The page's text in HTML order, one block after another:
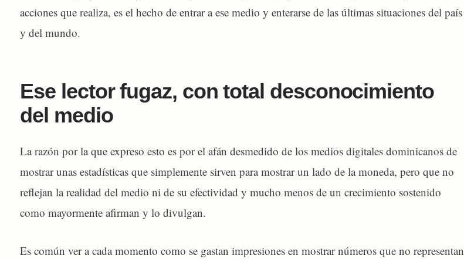
acciones que realiza, es el hecho de entrar a ese medio y enterarse de las últimas situaciones del país
y del mundo.
Ese lector fugaz, con total desconocimiento
del medio
La razón por la que expreso esto es por el afán desmedido de los medios digitales dominicanos de
mostrar unas estadísticas que simplemente sirven para mostrar un lado de la moneda, pero que no
reflejan la realidad del medio ni de su efectividad y mucho menos de un crecimiento sostenido
como mayormente afirman y lo divulgan.
Es común ver a cada momento como se gastan impresiones en mostrar números que no representan